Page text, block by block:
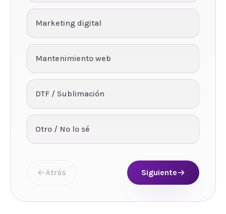
Marketing digital
Mantenimiento web
DTF / Sublimación
Otro / No lo sé
Atrás Siguiente